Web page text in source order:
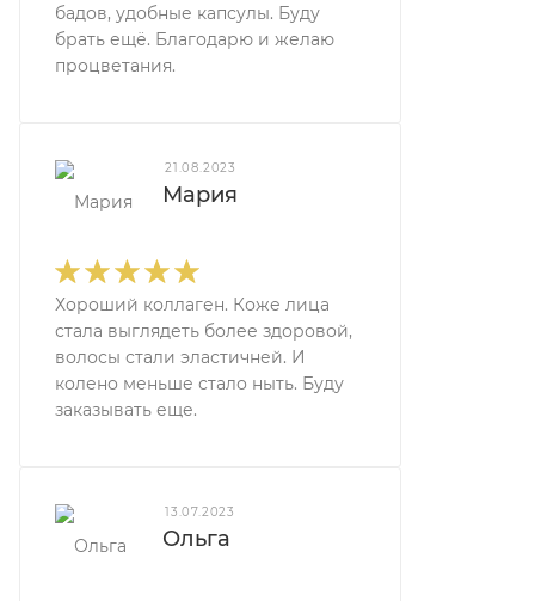
бадов, удобные капсулы. Буду
брать ещё. Благодарю и желаю
процветания.
21.08.2023
Мария
Хороший коллаген. Коже лица
стала выглядеть более здоровой,
волосы стали эластичней. И
колено меньше стало ныть. Буду
заказывать еще.
13.07.2023
Ольга